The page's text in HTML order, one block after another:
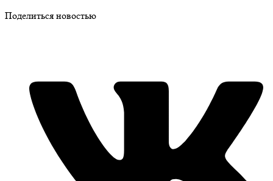
Поделиться новостью